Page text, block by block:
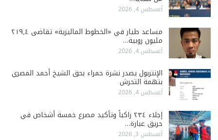
أغسطس 4, 2026
مساعد طيار في «الخطوط الماليزية» تقاضى ٢١٩٫٤
مليون روبية…
أغسطس 4, 2026
الإنتربول يصدر نشرة حمراء بحق الشيخ أحمد المصري
بتهمة التحرش
أغسطس 4, 2026
إجلاء ٢٣٤ راكباً وتأكيد مصرع خمسة أشخاص في
حريق عبارة…
أغسطس 3, 2026